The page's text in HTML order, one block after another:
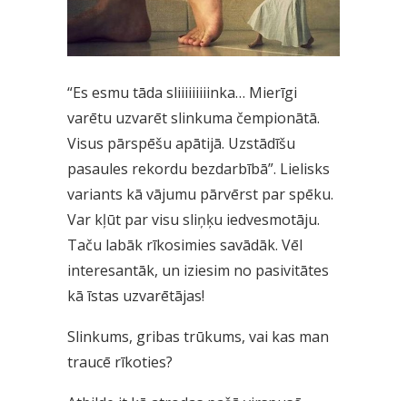
“Es esmu tāda sliiiiiiiiinka… Mierīgi
varētu uzvarēt slinkuma čempionātā.
Visus pārspēšu apātijā. Uzstādīšu
pasaules rekordu bezdarbībā”. Lielisks
variants kā vājumu pārvērst par spēku.
Var kļūt par visu sliņķu iedvesmotāju.
Taču labāk rīkosimies savādāk. Vēl
interesantāk, un iziesim no pasivitātes
kā īstas uzvarētājas!
Slinkums, gribas trūkums, vai kas man
traucē rīkoties?